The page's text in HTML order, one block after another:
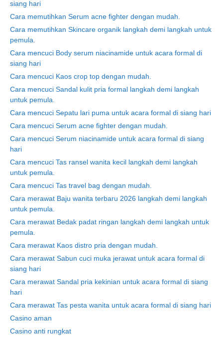
siang hari
Cara memutihkan Serum acne fighter dengan mudah.
Cara memutihkan Skincare organik langkah demi langkah untuk
pemula.
Cara mencuci Body serum niacinamide untuk acara formal di
siang hari
Cara mencuci Kaos crop top dengan mudah.
Cara mencuci Sandal kulit pria formal langkah demi langkah
untuk pemula.
Cara mencuci Sepatu lari puma untuk acara formal di siang hari
Cara mencuci Serum acne fighter dengan mudah.
Cara mencuci Serum niacinamide untuk acara formal di siang
hari
Cara mencuci Tas ransel wanita kecil langkah demi langkah
untuk pemula.
Cara mencuci Tas travel bag dengan mudah.
Cara merawat Baju wanita terbaru 2026 langkah demi langkah
untuk pemula.
Cara merawat Bedak padat ringan langkah demi langkah untuk
pemula.
Cara merawat Kaos distro pria dengan mudah.
Cara merawat Sabun cuci muka jerawat untuk acara formal di
siang hari
Cara merawat Sandal pria kekinian untuk acara formal di siang
hari
Cara merawat Tas pesta wanita untuk acara formal di siang hari
Casino aman
Casino anti rungkat